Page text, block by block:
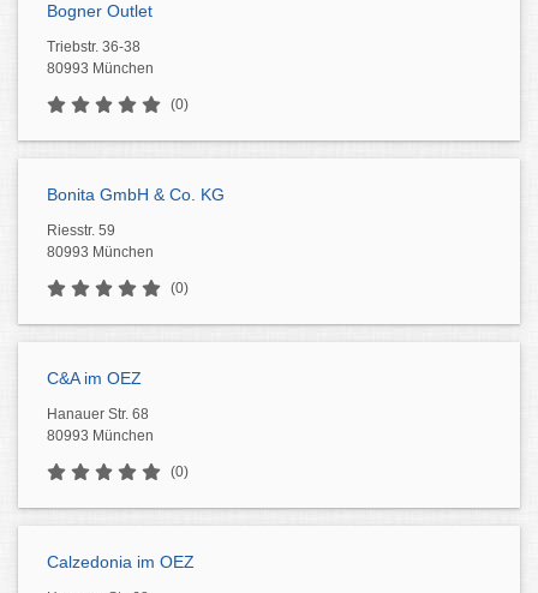
Bogner Outlet
Triebstr. 36-38
80993 München
(0)
Bonita GmbH & Co. KG
Riesstr. 59
80993 München
(0)
C&A im OEZ
Hanauer Str. 68
80993 München
(0)
Calzedonia im OEZ